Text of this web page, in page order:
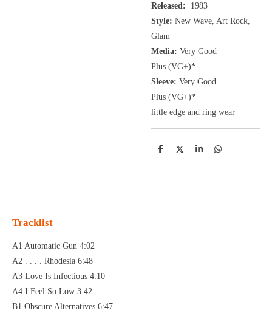
Released: 1983
Style: New Wave, Art Rock,
Glam
Media: Very Good
Plus (VG+)*
Sleeve: Very Good
Plus (VG+)*
little edge and ring wear
D
D
S
D
Tracklist
A1 Automatic Gun 4:02
A2 . . . . Rhodesia 6:48
A3 Love Is Infectious 4:10
A4 I Feel So Low 3:42
B1 Obscure Alternatives 6:47